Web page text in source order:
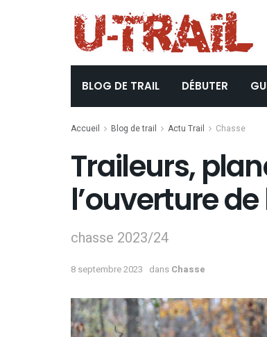
BLOG DE TRAIL DÉBUTER
Accueil Blog de trail Actu Trail Chasse
Traileurs,
l’ouverture
chasse 2023/24
8 septembre 2023 dans Chasse